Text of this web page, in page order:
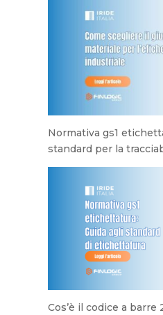
Normativa gs1
standard per la
Cos’è il codice a barre